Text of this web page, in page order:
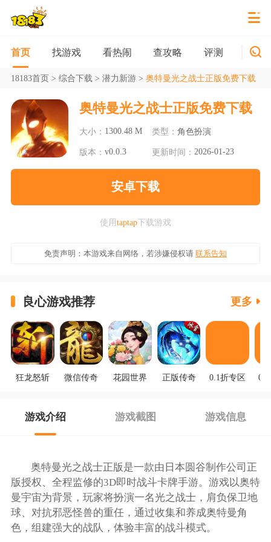
首页 找游戏 看热闹 查攻略 评测 新游
18183首页> 综合下载> 潜力新游> 奥特曼光之战士正版免费下载
奥特曼光之战士正版免费下载
大小： 1300.48 M 类型： 角色扮演
版本：v0.0.3 更新时间： 2026-01-23
安卓下载
使用taptap下载游戏
免责声明：本游戏来自网络，若涉嫌侵权请 联系告知
良心游戏推荐 更多
狂龙怒斩 微信传奇 花园世界 正版传奇 0.1折专区
游戏介绍 游戏截图 游戏信息
奥特曼光之战士正版是一款由日本圆谷制作公司正
版授权、全程监修的3D即时战斗卡牌手游。游戏以奥特
曼宇宙为背景，玩家将扮演一名光之战士，肩负保卫地
球、对抗邪恶怪兽的重任，通过收集和养成奥特曼角
色，组建强大的战队，体验丰富的战斗模式。